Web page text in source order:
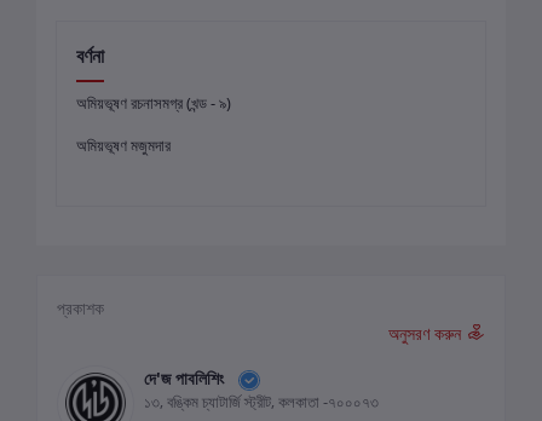
বর্ণনা
অমিয়ভূষণ রচনাসমগ্র (খন্ড - ৯)
অমিয়ভূষণ মজুমদার
প্রকাশক
অনুসরণ করুন
দে'জ পাবলিশিং
১৩, বঙ্কিম চ্যাটার্জি স্ট্রীট, কলকাতা -৭০০০৭৩